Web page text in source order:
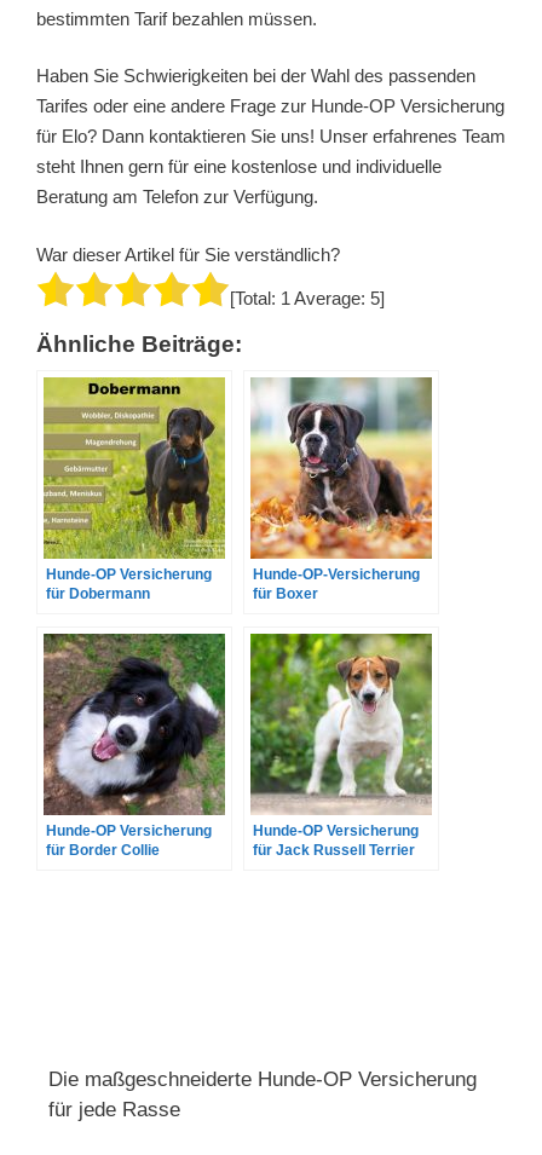
bestimmten Tarif bezahlen müssen.
Haben Sie Schwierigkeiten bei der Wahl des passenden
Tarifes oder eine andere Frage zur Hunde-OP Versicherung
für Elo? Dann kontaktieren Sie uns! Unser erfahrenes Team
steht Ihnen gern für eine kostenlose und individuelle
Beratung am Telefon zur Verfügung.
War dieser Artikel für Sie verständlich?
[Total: 1 Average: 5]
Ähnliche Beiträge:
Hunde-OP Versicherung
für Dobermann
Hunde-OP-Versicherung
für Boxer
Hunde-OP Versicherung
für Border Collie
Hunde-OP Versicherung
für Jack Russell Terrier
Die maßgeschneiderte Hunde-OP Versicherung
für jede Rasse